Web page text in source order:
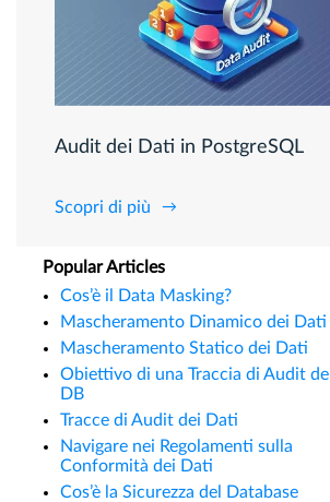
Audit dei Dati in PostgreSQL
Scopri di più
Popular Articles
Cos’è il Data Masking?
Mascheramento Dinamico dei Dati
Mascheramento Statico dei Dati
Obiettivo di una Traccia di Audit del
DB
Tracce di Audit dei Dati
Navigare nei Regolamenti sulla
Conformità dei Dati
Cos’è la Sicurezza del Database